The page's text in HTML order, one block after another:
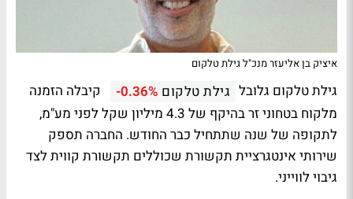
איציק בן אליעזר מנכ"ל גילת טלקום
גילת טלקום גלובל גילת טלקום -0.36%
קיבלה הזמנה
מלקוח בטחוני זר בהיקף של 4.3 מיליון שקל לפני מע"מ,
לתקופה של שנה שתתחיל כבר החודש. החברה תספק
שירותי אינטגרציית תקשורת שכוללים תקשורת קווית לצד
גיבוי לווייני.